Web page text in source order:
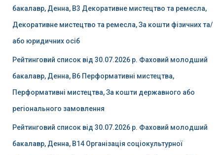
бакалавр, Денна, B3 Декоративне мистецтво та ремесла,
Декоративне мистецтво та ремесла, За кошти фізичних та/
або юридичних осіб
Рейтинговий список від 30.07.2026 р. Фаховий молодший
бакалавр, Денна, B6 Перформативні мистецтва,
Перформативні мистецтва, За кошти державного або
регіонального замовлення
Рейтинговий список від 30.07.2026 р. Фаховий молодший
бакалавр, Денна, B14 Організація соціокультурної